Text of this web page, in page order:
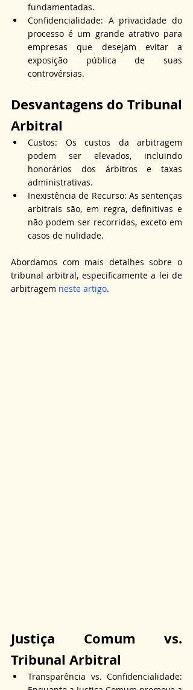
fundamentadas.
Confidencialidade: A privacidade do
processo é um grande atrativo para
empresas que desejam evitar a
exposição pública de suas
controvérsias.
Desvantagens do Tribunal
Arbitral
Custos: Os custos da arbitragem
podem ser elevados, incluindo
honorários dos árbitros e taxas
administrativas.
Inexistência de Recurso: As sentenças
arbitrais são, em regra, definitivas e
não podem ser recorridas, exceto em
casos de nulidade.
Abordamos com mais detalhes sobre o
tribunal arbitral, especificamente a lei de
arbitragem neste artigo.
Justiça Comum vs.
Tribunal Arbitral
Transparência vs. Confidencialidade: